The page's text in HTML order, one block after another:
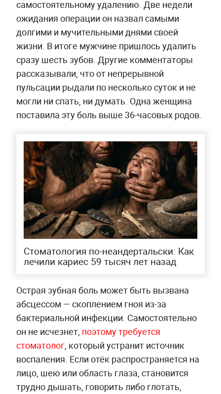
самостоятельному удалению. Две недели
ожидания операции он назвал самыми
долгими и мучительными днями своей
жизни. В итоге мужчине пришлось удалить
сразу шесть зубов. Другие комментаторы
рассказывали, что от непрерывной
пульсации рыдали по несколько суток и не
могли ни спать, ни думать. Одна женщина
поставила эту боль выше 36-часовых родов.
Стоматология по-неандертальски: Как
лечили кариес 59 тысяч лет назад
Острая зубная боль может быть вызвана
абсцессом — скоплением гноя из-за
бактериальной инфекции. Самостоятельно
он не исчезнет, поэтому требуется
стоматолог, который устранит источник
воспаления. Если отёк распространяется на
лицо, шею или область глаза, становится
трудно дышать, говорить либо глотать,